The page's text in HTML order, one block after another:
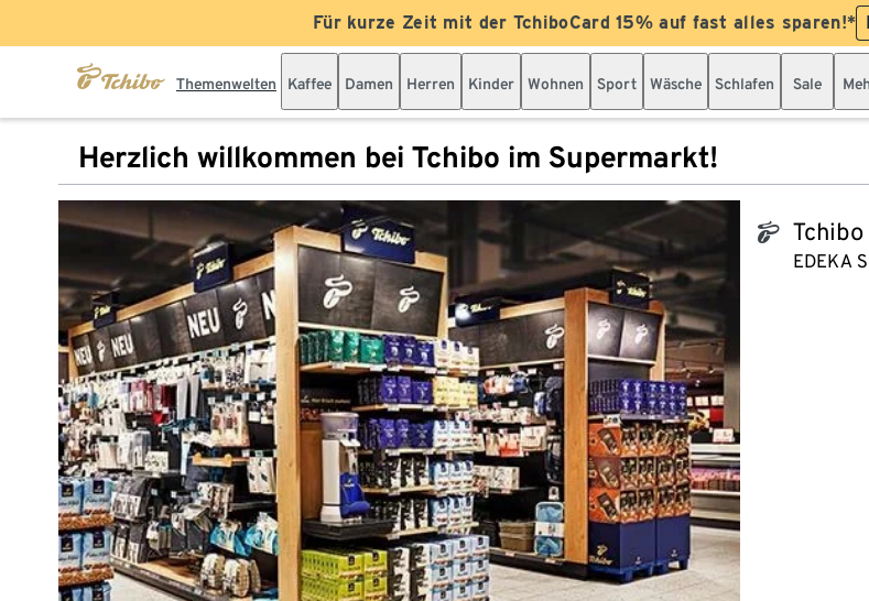
Für kurze Zeit mit der TchiboCard 15% auf fast alles sparen!*
Themenwelten Kaffee Damen Herren Kinder Wohnen Sport Wäsche Schlafen Sale
Herzlich willkommen bei Tchibo im Supermarkt!
tchibo_logo
EDEKA